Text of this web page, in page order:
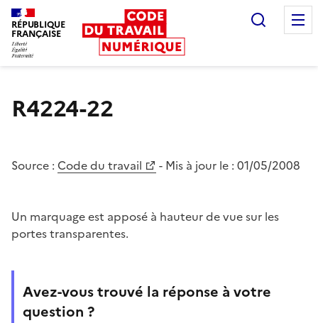
RÉPUBLIQUE
FRANÇAISE
R4224-22
Source : Code du travail - Mis à jour le : 01/05/2008
Un marquage est apposé à hauteur de vue sur les
portes transparentes.
Avez-vous trouvé la réponse à votre
question ?